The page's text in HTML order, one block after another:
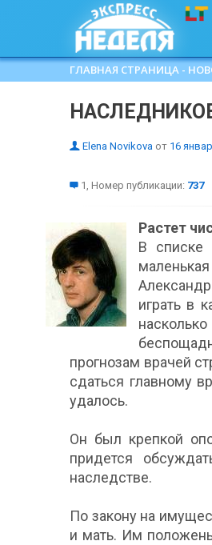
ГЛАВНАЯ СТРАНИЦА -
Elena Novikova от 16
1, Номер публикации: 737
Растет
В списке
играть в
прогнозам врачей
сдаться главному
удалось.
Он был крепкой
придется
наследстве.
По закону на
и мать. Им